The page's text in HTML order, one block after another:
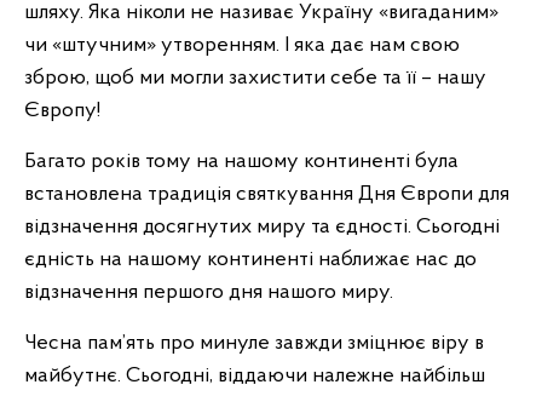
шляху. Яка ніколи не називає Україну «вигаданим»
чи «штучним» утворенням. І яка дає нам свою
зброю, щоб ми могли захистити себе та її – нашу
Європу!
Багато років тому на нашому континенті була
встановлена традиція святкування Дня Європи для
відзначення досягнутих миру та єдності. Сьогодні
єдність на нашому континенті наближає нас до
відзначення першого дня нашого миру.
Чесна пам’ять про минуле завжди зміцнює віру в
майбутнє. Сьогодні, віддаючи належне найбільш